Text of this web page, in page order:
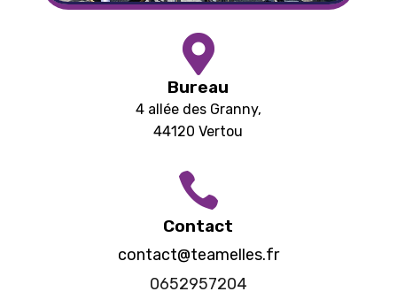

Bureau
4 allée des Granny,
44120 Vertou

Contact
contact@teamelles.fr
0652957204